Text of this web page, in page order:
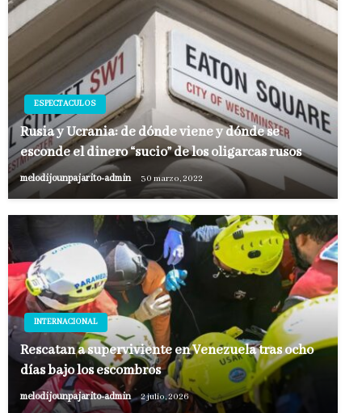
ESPECTACULOS
Rusia y Ucrania: de dónde viene y dónde se
esconde el dinero “sucio” de los oligarcas rusos
melodijounpajarito-admin 30 marzo, 2022
INTERNACIONAL
Rescatan a superviviente en Venezuela tras ocho
días bajo los escombros
melodijounpajarito-admin 2 julio, 2026